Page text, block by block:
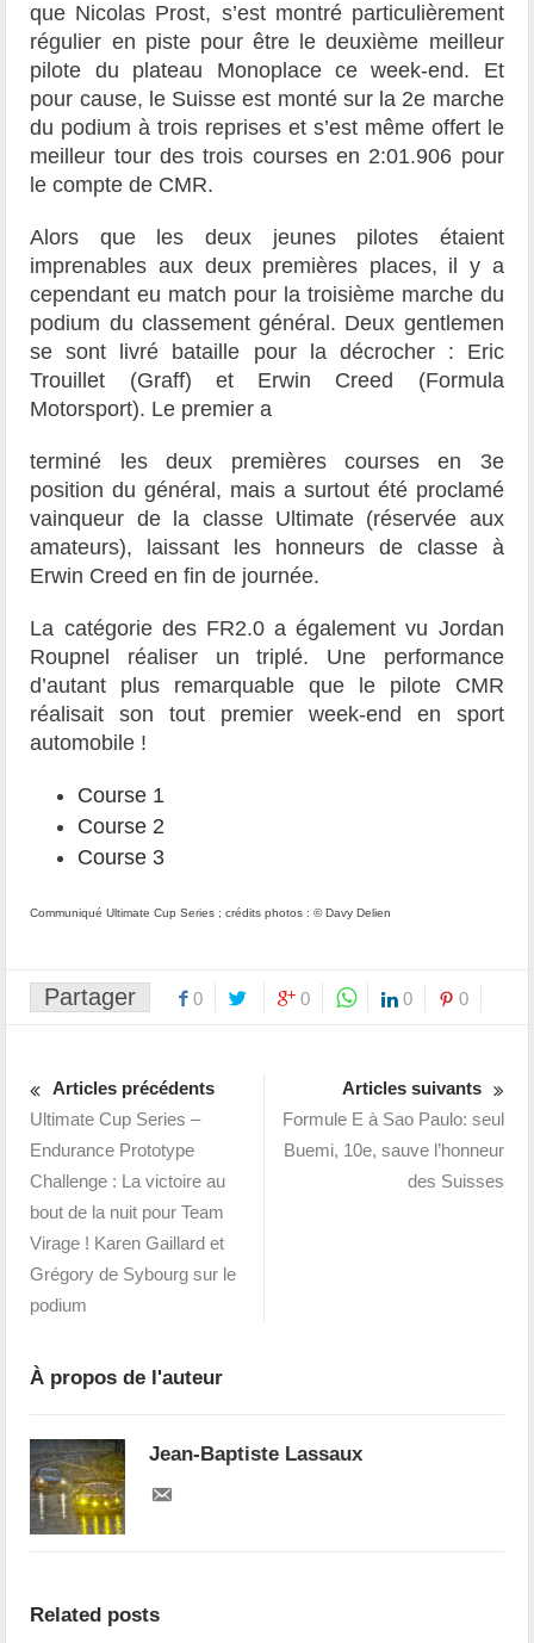
que Nicolas Prost, s’est montré particulièrement
régulier en piste pour être le deuxième meilleur
pilote du plateau Monoplace ce week-end. Et
pour cause, le Suisse est monté sur la 2e marche
du podium à trois reprises et s’est même offert le
meilleur tour des trois courses en 2:01.906 pour
le compte de CMR.
Alors que les deux jeunes pilotes étaient
imprenables aux deux premières places, il y a
cependant eu match pour la troisième marche du
podium du classement général. Deux gentlemen
se sont livré bataille pour la décrocher : Eric
Trouillet (Graff) et Erwin Creed (Formula
Motorsport). Le premier a
terminé les deux premières courses en 3e
position du général, mais a surtout été proclamé
vainqueur de la classe Ultimate (réservée aux
amateurs), laissant les honneurs de classe à
Erwin Creed en fin de journée.
La catégorie des FR2.0 a également vu Jordan
Roupnel réaliser un triplé. Une performance
d’autant plus remarquable que le pilote CMR
réalisait son tout premier week-end en sport
automobile !
Course 1
Course 2
Course 3
Communiqué Ultimate Cup Series ; crédits photos : © Davy Delien
Partager 0 0 0 0
Articles précédents
Ultimate Cup Series –
Endurance Prototype
Challenge : La victoire au
bout de la nuit pour Team
Virage ! Karen Gaillard et
Grégory de Sybourg sur le
podium
Articles suivants
Formule E à Sao Paulo: seul
Buemi, 10e, sauve l’honneur
des Suisses
À propos de l'auteur
Jean-Baptiste Lassaux
Related posts